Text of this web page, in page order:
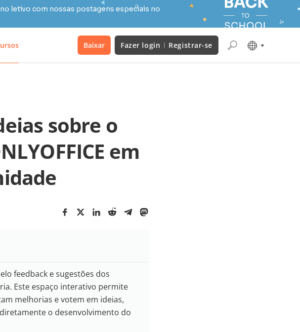
letivo com nossas postagens especiais no
Baixar Fazer login Registrar-se
sobre o
em
feedback e sugestões dos
Este espaço interativo permite
melhorias e votem em ideias,
o desenvolvimento do